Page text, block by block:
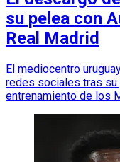
su pelea con
Real Madrid
El mediocentro
redes sociales tras su
entrenamiento de los